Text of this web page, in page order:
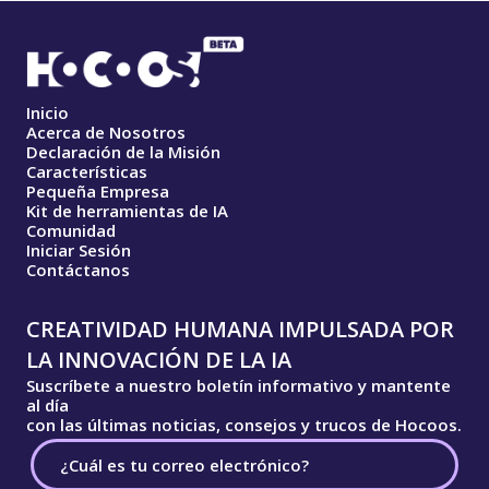
Inicio
Acerca de Nosotros
Declaración de la Misión
Características
Pequeña Empresa
Kit de herramientas de IA
Comunidad
Iniciar Sesión
Contáctanos
CREATIVIDAD HUMANA IMPULSADA POR
LA INNOVACIÓN DE LA IA
Suscríbete a nuestro boletín informativo y mantente
al día
con las últimas noticias, consejos y trucos de Hocoos.